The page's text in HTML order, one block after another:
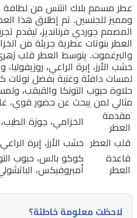
عام
2025
بتوقيع
المصمم
جوردي
فرنانديز،
ليقدم
تجربة
عطرية
غامضة
يفتتح
عطر مسمم بلاك انتنس من
المصمم جوردي فرنانديز، ليقدم
العطر بنوتات عطرية جريئة من
والبرغموت. يتوسط العطر قلب
خشب الأرز، إبرة الراعي،
لمسات دافئة وغنية بفضل
حلاوة حبوب التونكا والقيقب،
مثالي لمن يبحث عن حضور قوي،
مقدمة
العطر
الخزامي، جوزة
قلب العطر
خشب الأرز، إبرة
قاعدة
العطر
كوكو بالس، حبوب
أمبروفيكس،
لاحظت معلومة خاطئة؟